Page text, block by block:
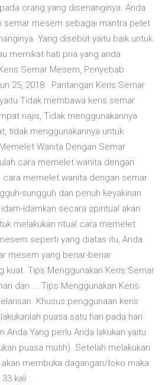
orang yang disenanginya. Anda
semar mesem sebagai mantra pelet
Yang disebut yaitu baik untuk
memikat hati pria yang anda
Semar Mesem, Penyebab
25, 2018 · Pantangan Keris Semar
Tidak membawa keris semar
najis, Tidak menggunakannya
tidak menggunakannya untuk
Wanita Dengan Semar
cara memelet wanita dengan
cara memelet wanita dengan semar
sungguh dan penuh keyakinan
idamkan secara spiritual akan
melakukan ritual cara memelet
seperti yang diatas itu, Anda
mesem yang benar-benar
kuat. Tips Menggunakan Keris Semar
dan ... Tips Menggunakan Keris
Khusus penggunaan keris
puasa satu hari pada hari
Anda.Yang perlu Anda lakukan yaitu
puasa mutih). Setelah melakukan
membuka dagangan/toko maka
kali :